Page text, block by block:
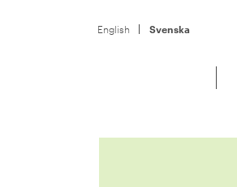
English Svenska